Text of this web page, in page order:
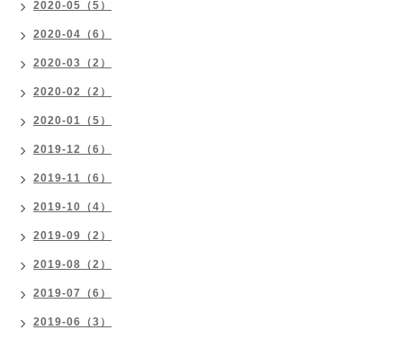
2020-05（5）
2020-04（6）
2020-03（2）
2020-02（2）
2020-01（5）
2019-12（6）
2019-11（6）
2019-10（4）
2019-09（2）
2019-08（2）
2019-07（6）
2019-06（3）